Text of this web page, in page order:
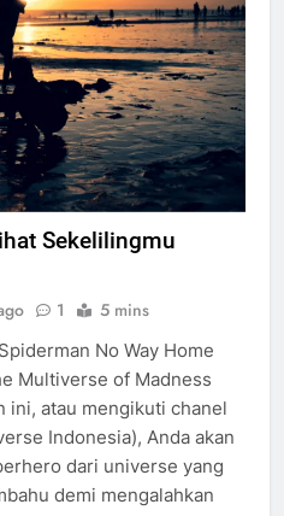
Sekelilingmu
1 5 mins
No Way Home
Multiverse of Madness
ini, atau mengikuti chanel
Indonesia), Anda akan
dari universe yang
demi mengalahkan